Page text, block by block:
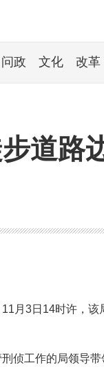
问政 文化 改革
道路
月3日14时许，该
侦工作的局领导